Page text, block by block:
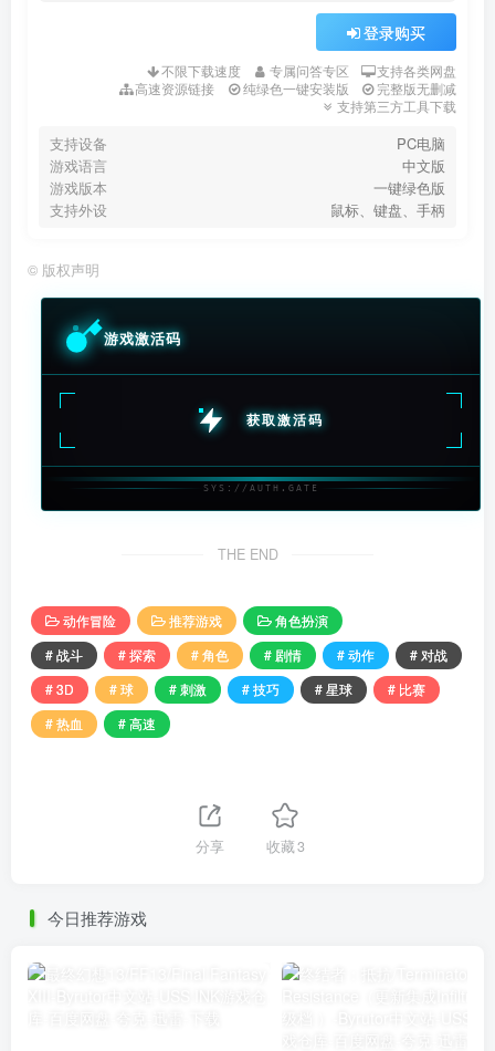
登录购买
不限下载速度 专属问答专区
支持各类网盘
高速资源链接
纯绿色一键安装版
完整版无删减
支持第三方工具下载
支持设备
PC电脑
游戏语言
中文版
游戏版本
一键绿色版
支持外设
鼠标、键盘、手柄
© 版权声明
游戏激活码
获取激活码
SYS://AUTH.GATE
THE END
动作冒险 推荐游戏
角色扮演
# 战斗
# 探索 # 角色 # 剧情 # 动作
# 对战
# 3D
# 球 # 刺激 # 技巧 # 星球
# 比赛
# 热血
# 高速
分享 收藏3
今日推荐游戏